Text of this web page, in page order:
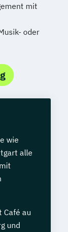
mit
oder
wie
alle
Café au
und